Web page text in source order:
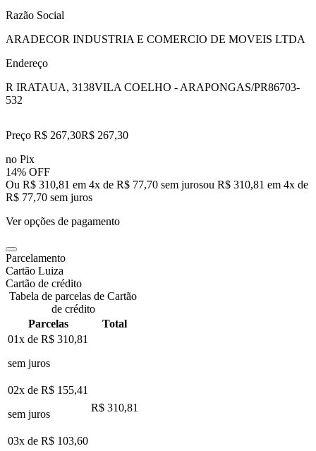
Razão Social
ARADECOR INDUSTRIA E COMERCIO DE MOVEIS LTDA
Endereço
R IRATAUA, 3138VILA COELHO - ARAPONGAS/PR86703-
532
Preço R$ 267,30R$ 267,30
no Pix
14% OFF
Ou R$ 310,81 em 4x de R$ 77,70 sem jurosou R$ 310,81 em 4x de
R$ 77,70 sem juros
Ver opções de pagamento
Parcelamento
Cartão Luiza
Cartão de crédito
Tabela de parcelas de Cartão
de crédito
Parcelas
Total
01x de R$ 310,81
sem juros
02x de R$ 155,41
sem juros
R$ 310,81
03x de R$ 103,60